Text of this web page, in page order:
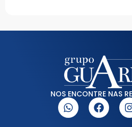
NOS ENCONTRE NAS